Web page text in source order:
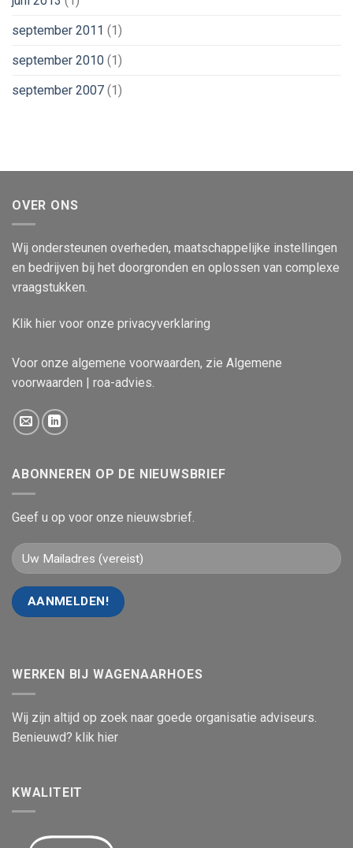
september 2011 (1)
september 2010 (1)
september 2007 (1)
OVER ONS
Wij ondersteunen overheden, maatschappelijke instellingen
en bedrijven bij het doorgronden en oplossen van complexe
vraagstukken.
Klik hier voor onze privacyverklaring
Voor onze algemene voorwaarden, zie Algemene
voorwaarden | roa-advies.
ABONNEREN OP DE NIEUWSBRIEF
Geef u op voor onze nieuwsbrief.
WERKEN BIJ WAGENAARHOES
Wij zijn altijd op zoek naar goede organisatie adviseurs.
Benieuwd? klik hier
KWALITEIT